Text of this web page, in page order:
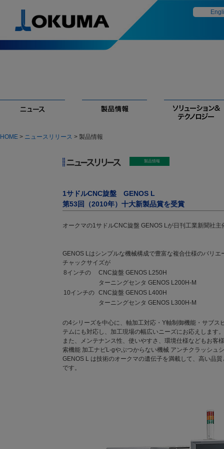
HOME > ニュースリリース > 製品情報
1サドルCNC旋盤 GENOS L
第53回（2010年）十大新製品賞を受賞
オークマの1サドルCNC旋盤 GENOS Lが日刊工業新聞社
GENOS Lはシンプルな機械構成で豊富な複合仕様のバリ
チャックサイズが
8インチの
CNC旋盤 GENOS L250H
ターニングセンタ GENOS L200H-M
10インチの CNC旋盤 GENOS L400H
ターニングセンタ GENOS L300H-M
の4シリーズを中心に、軸加工対応・Y軸制御機能・サブ
テムにも対応し、加工現場の幅広いニーズにお応えします。
また、メンテナンス性、使いやすさ、環境仕様などもお客
索機能 加工ナビL-gやぶつからない機械 アンチクラッシュ
GENOS L は技術のオークマの遺伝子を満載して、高い品
です。